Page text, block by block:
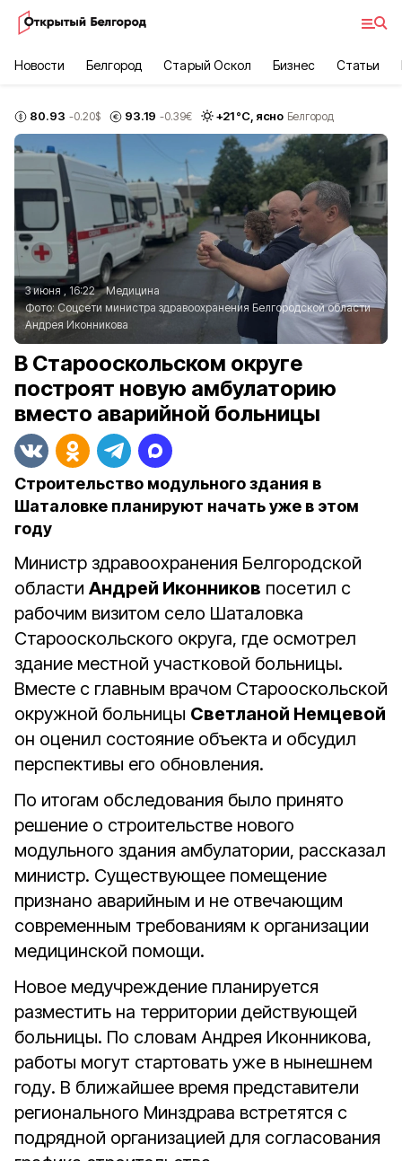
Новости Белгород Старый Оскол Бизнес Статьи
80.93 -0.20$ 93.19 -0.39€ +21°С, ясно Белгород
3 июня , 16:22
Медицина
Фото:Соцсети министра здравоохранения Белгородской области
Андрея Иконникова
В Старооскольском округе
построят новую амбулаторию
вместо аварийной больницы
Строительство модульного здания в
Шаталовке планируют начать уже в этом
году
Министр здравоохранения Белгородской
области Андрей Иконников посетил с
рабочим визитом село Шаталовка
Старооскольского округа, где осмотрел
здание местной участковой больницы.
Вместе с главным врачом Старооскольской
окружной больницы Светланой Немцевой
он оценил состояние объекта и обсудил
перспективы его обновления.
По итогам обследования было принято
решение о строительстве нового
модульного здания амбулатории, рассказал
министр. Существующее помещение
признано аварийным и не отвечающим
современным требованиям к организации
медицинской помощи.
Новое медучреждение планируется
разместить на территории действующей
больницы. По словам Андрея Иконникова,
работы могут стартовать уже в нынешнем
году. В ближайшее время представители
регионального Минздрава встретятся с
подрядной организацией для согласования